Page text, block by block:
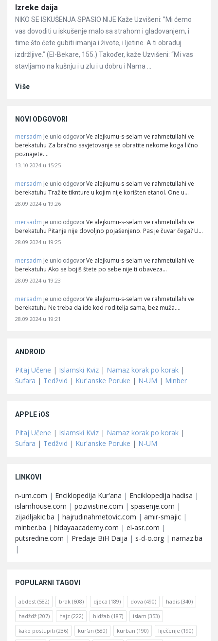
Članci
Izreke daija
NIKO SE ISKUŠENJA SPASIO NIJE Kaže Uzvišeni: ”Mi ćemo
vas dovoditi u iskušenje malo sa strahom i gladovanjem, i
time što ćete gubiti imanja i živote, i ljetine. A ti obraduj
izdržljive.” (El-Bekare, 155.) Također, kaže Uzvišeni: “Mi vas
stavljamo na kušnju i u zlu i u dobru i Nama ...
Više
NOVI ODGOVORI
mersadm je unio odgovor Ve alejkumu-s-selam ve rahmetullahi ve
berekatuhu Za bračno savjetovanje se obratite nekome koga lično
poznajete.…
13.10.2024 u 15:25
mersadm je unio odgovor Ve alejkumu-s-selam ve rahmetullahi ve
berekatuhu Tražite tiknture u kojim nije korišten etanol. One u…
28.09.2024 u 19:26
mersadm je unio odgovor Ve alejkumu-s-selam ve rahmetullahi ve
berekatuhu Pitanje nije dovoljno pojašenjeno. Pas je čuvar čega? U…
28.09.2024 u 19:25
mersadm je unio odgovor Ve alejkumu-s-selam ve rahmetullahi ve
berekatuhu Ako se bojiš štete po sebe nije ti obaveza…
28.09.2024 u 19:23
mersadm je unio odgovor Ve alejkumu-s-selam ve rahmetullahi ve
berekatuhu Ne treba da ide kod roditelja sama, bez muža.…
28.09.2024 u 19:21
ANDROID
Pitaj Učene | Islamski Kviz | Namaz korak po korak |
Sufara | Tedžvid | Kur'anske Poruke | N-UM | Minber
APPLE iOS
Pitaj Učene | Islamski Kviz | Namaz korak po korak |
Sufara | Tedžvid | Kur'anske Poruke | N-UM
LINKOVI
n-um.com | Enciklopedija Kur'ana | Enciklopedija hadisa |
islamhouse.com | pozivistine.com | spasenje.com |
zijadljakic.ba | hajrudinahmetovic.com | amir-smajic |
minber.ba | hidayaacademy.com | el-asr.com |
putsredine.com | Predaje BiH Daija | s-d-o.org | namaz.ba
|
POPULARNI TAGOVI
abdest (582) brak (608) djeca (189) dova (490) hadis (340)
hadždž (207) hajz (222) hidžab (187) islam (353)
kako postupiti (236) kur'an (580) kurban (190) liječenje (190)